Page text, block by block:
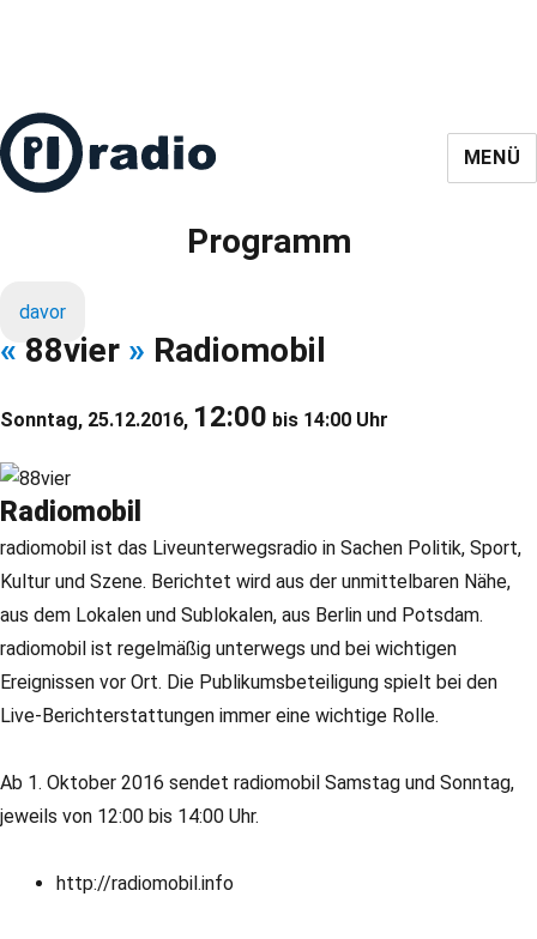
MENÜ
Programm
davor
« 88vier » Radiomobil
Sonntag, 25.12.2016, 12:00 bis 14:00 Uhr
Radiomobil
radiomobil ist das Liveunterwegsradio in Sachen Politik, Sport,
Kultur und Szene. Berichtet wird aus der unmittelbaren Nähe,
aus dem Lokalen und Sublokalen, aus Berlin und Potsdam.
radiomobil ist regelmäßig unterwegs und bei wichtigen
Ereignissen vor Ort. Die Publikumsbeteiligung spielt bei den
Live-Berichterstattungen immer eine wichtige Rolle.
Ab 1. Oktober 2016 sendet radiomobil Samstag und Sonntag,
jeweils von 12:00 bis 14:00 Uhr.
http://radiomobil.info